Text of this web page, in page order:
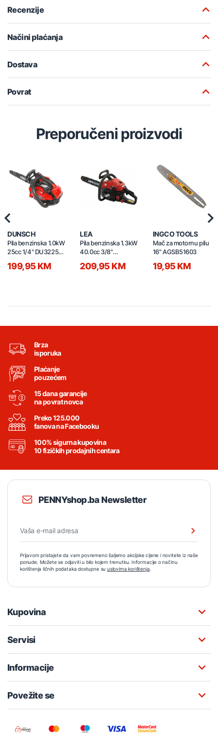
Recenzije
Načini plaćanja
Dostava
Povrat
Preporučeni proizvodi
DUNSCH
Pila benzinska 1.0kW
25cc 1/4" DU32250-
199,95 KM
LEA
Pila benzinska 1.3kW
40.0cc 3/8"
209,95 KM
INGCO TOOLS
Mač za motornu pilu
16" AGSB51603
19,95 KM
Brza
isporuka
Plaćanje
pouzećem
15 dana garancije
na povrat novca
Preko 125.000
fanova na Facebooku
100% sigurna kupovina
10 fizičkih prodajnih centara
PENNYshop.ba Newsletter
Prijavom pristajete da vam povremeno šaljemo akcijske cijene i novitete iz naše
ponude. Možete se odjaviti u bilo kojem trenutku. Informacije o načinu
korištenja ličnih podataka dostupne su uslovima korištenja.
Kupovina
Servisi
Informacije
Povežite se